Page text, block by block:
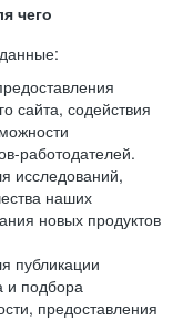
чего
сайта, содействия
работодателей.
исследований,
наших
новых продуктов
публикации
и подбора
предоставления